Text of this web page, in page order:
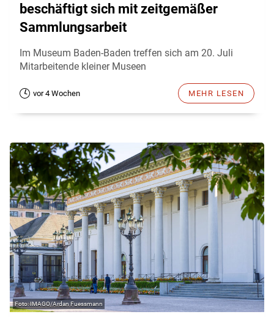
beschäftigt sich mit zeitgemäßer
Sammlungsarbeit
Im Museum Baden-Baden treffen sich am 20. Juli
Mitarbeitende kleiner Museen
vor 4 Wochen MEHR LESEN
IMAGO/Ardan Fuessmann